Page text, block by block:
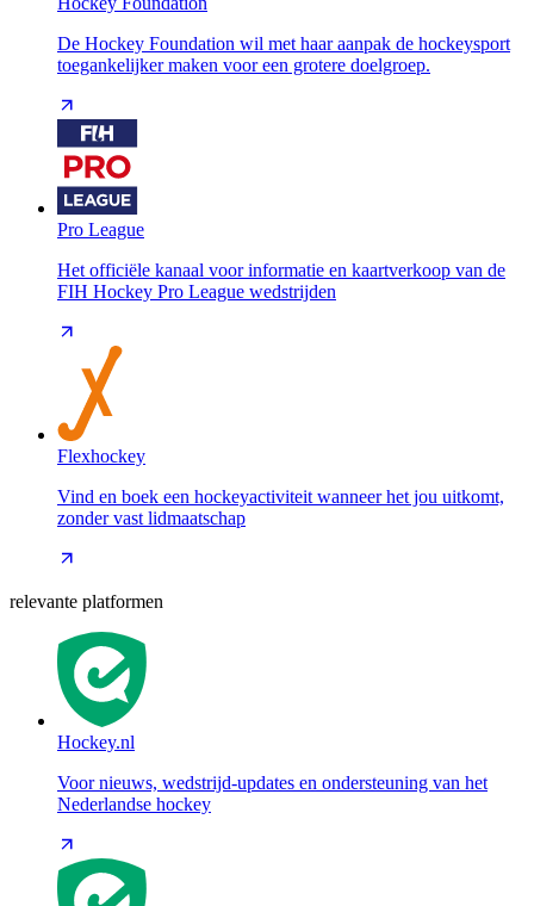
De Hockey Foundation wil met haar aanpak de hockeysport
toegankelijker maken voor een grotere doelgroep.
Pro League
Het officiële kanaal voor informatie en kaartverkoop van de
FIH Hockey Pro League wedstrijden
Flexhockey
Vind en boek een hockeyactiviteit wanneer het jou uitkomt,
zonder vast lidmaatschap
relevante platformen
Hockey.nl
Voor nieuws, wedstrijd-updates en ondersteuning van het
Nederlandse hockey